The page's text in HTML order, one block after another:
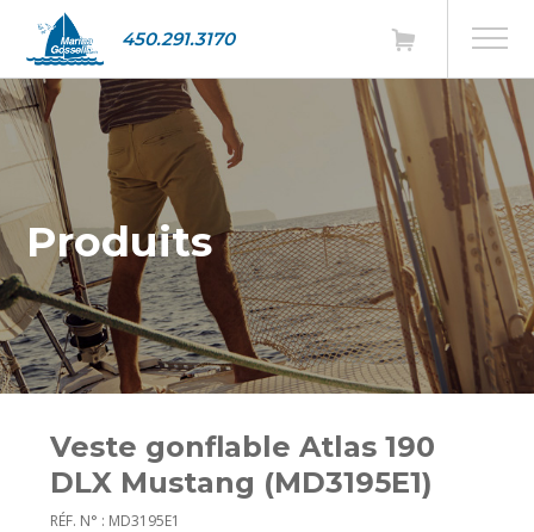
450.291.3170
Produits
Veste gonflable Atlas 190
DLX Mustang (MD3195E1)
RÉF. N° : MD3195E1